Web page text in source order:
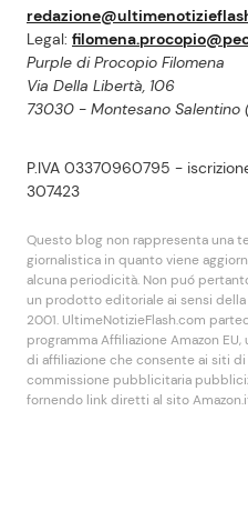
Legal:
Purple di Procopio Filomena
Via Della Libertà, 106
73030 - Montesano Salentino
P.IVA 03370960795 -
307423
Questo blog non rappresenta una
giornalistica in quanto viene
alcuna periodicità. Non puó
un prodotto editoriale ai sensi
2001. UltimeNotizieFlash.com
programma Affiliazione Amazon
di affiliazione che consente ai siti
commissione pubblicitaria
fornendo link diretti al sito